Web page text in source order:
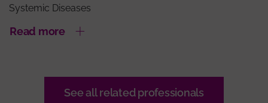
Systemic Diseases
Read more
See all related professionals